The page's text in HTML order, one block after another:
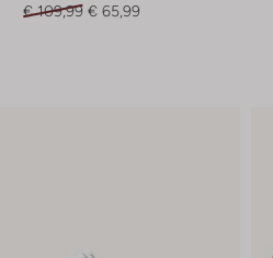
€ 109,99 € 65,99